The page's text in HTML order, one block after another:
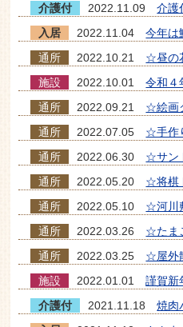
介護付
2022.11.09介護
入居
2022.11.04今年は
通所
2022.10.21 ☆昼の
施設
2022.10.01令和４
通所
2022.09.21 ☆絵画
通所
2022.07.05 ☆手作
通所
2022.06.30 ☆サン
通所
2022.05.20 ☆将棋
通所
2022.05.10 ☆河川
通所
2022.03.26 ☆たま
通所
2022.03.25 ☆屋外
施設
2022.01.01謹賀新
介護付
2021.11.18焼肉